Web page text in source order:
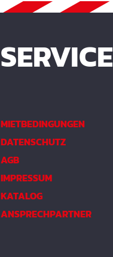
SERVICE
MIETBEDINGUNGEN
DATENSCHUTZ
AGB
IMPRESSUM
KATALOG
ANSPRECHPARTNER